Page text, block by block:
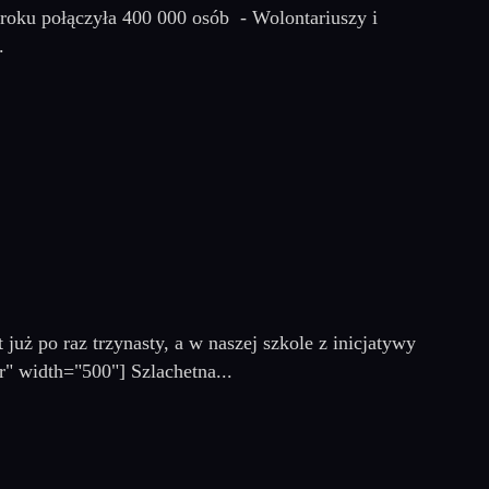
połączyła 400 000 osób - Wolontariuszy i
po raz trzynasty, a w naszej szkole z inicjatywy
width="500"] Szlachetna...